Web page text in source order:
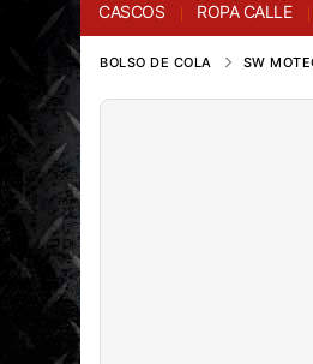
CASCOS ROPA CALLE
BOLSO DE COLA SW